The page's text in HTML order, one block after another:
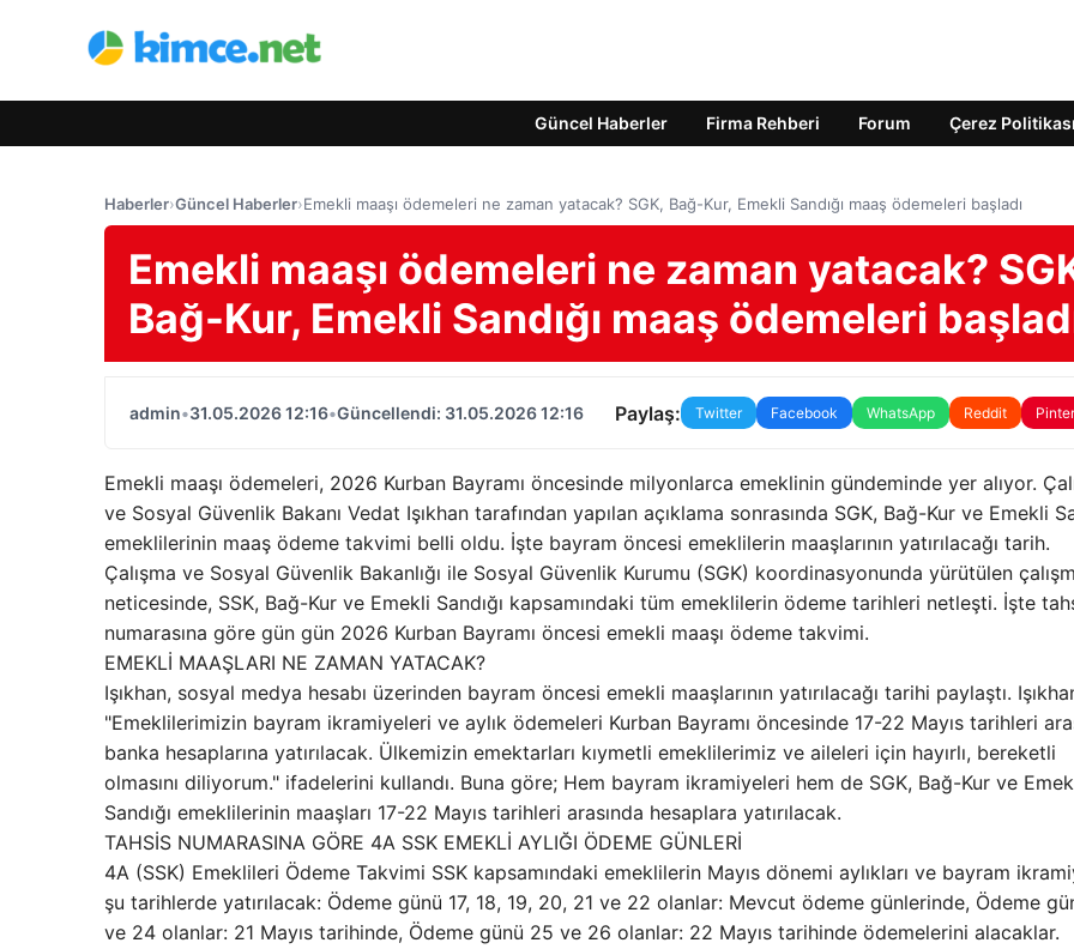
Güncel Haberler Firma Rehberi Forum Çerez Politikası
Haberler›Güncel Haberler›Emekli maaşı ödemeleri ne zaman yatacak? SGK, Bağ-Kur, Emekli Sandığı maaş ödemeleri başladı
Emekli maaşı ödemeleri ne zaman yatacak?
Bağ-Kur, Emekli Sandığı maaş ödemeleri
admin•31.05.2026 12:16•Güncellendi: 31.05.2026 12:16 Paylaş: Twitter Facebook WhatsApp Reddit
Emekli maaşı ödemeleri, 2026 Kurban Bayramı öncesinde milyonlarca emeklinin gündeminde yer alıyor.
ve Sosyal Güvenlik Bakanı Vedat Işıkhan tarafından yapılan açıklama sonrasında SGK, Bağ-Kur ve Emekli
emeklilerinin maaş ödeme takvimi belli oldu. İşte bayram öncesi emeklilerin maaşlarının yatırılacağı tarih.
Çalışma ve Sosyal Güvenlik Bakanlığı ile Sosyal Güvenlik Kurumu (SGK) koordinasyonunda yürütülen
neticesinde, SSK, Bağ-Kur ve Emekli Sandığı kapsamındaki tüm emeklilerin ödeme tarihleri netleşti. İşte
numarasına göre gün gün 2026 Kurban Bayramı öncesi emekli maaşı ödeme takvimi.
EMEKLİ MAAŞLARI NE ZAMAN YATACAK?
Işıkhan, sosyal medya hesabı üzerinden bayram öncesi emekli maaşlarının yatırılacağı tarihi paylaştı.
"Emeklilerimizin bayram ikramiyeleri ve aylık ödemeleri Kurban Bayramı öncesinde 17-22 Mayıs tarihleri
banka hesaplarına yatırılacak. Ülkemizin emektarları kıymetli emeklilerimiz ve aileleri için hayırlı, bereketli
olmasını diliyorum." ifadelerini kullandı. Buna göre; Hem bayram ikramiyeleri hem de SGK, Bağ-Kur ve
Sandığı emeklilerinin maaşları 17-22 Mayıs tarihleri arasında hesaplara yatırılacak.
TAHSİS NUMARASINA GÖRE 4A SSK EMEKLİ AYLIĞI ÖDEME GÜNLERİ
4A (SSK) Emeklileri Ödeme Takvimi SSK kapsamındaki emeklilerin Mayıs dönemi aylıkları ve bayram
şu tarihlerde yatırılacak: Ödeme günü 17, 18, 19, 20, 21 ve 22 olanlar: Mevcut ödeme günlerinde, Ödeme
ve 24 olanlar: 21 Mayıs tarihinde, Ödeme günü 25 ve 26 olanlar: 22 Mayıs tarihinde ödemelerini alacaklar.